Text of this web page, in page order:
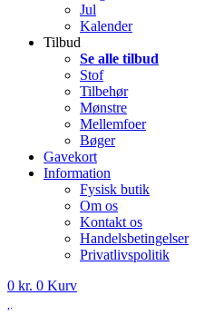
Jul
Kalender
Tilbud
Se alle tilbud
Stof
Tilbehør
Mønstre
Mellemfoer
Bøger
Gavekort
Information
Fysisk butik
Om os
Kontakt os
Handelsbetingelser
Privatlivspolitik
0 kr. 0 Kurv